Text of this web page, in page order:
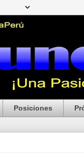
Posiciones